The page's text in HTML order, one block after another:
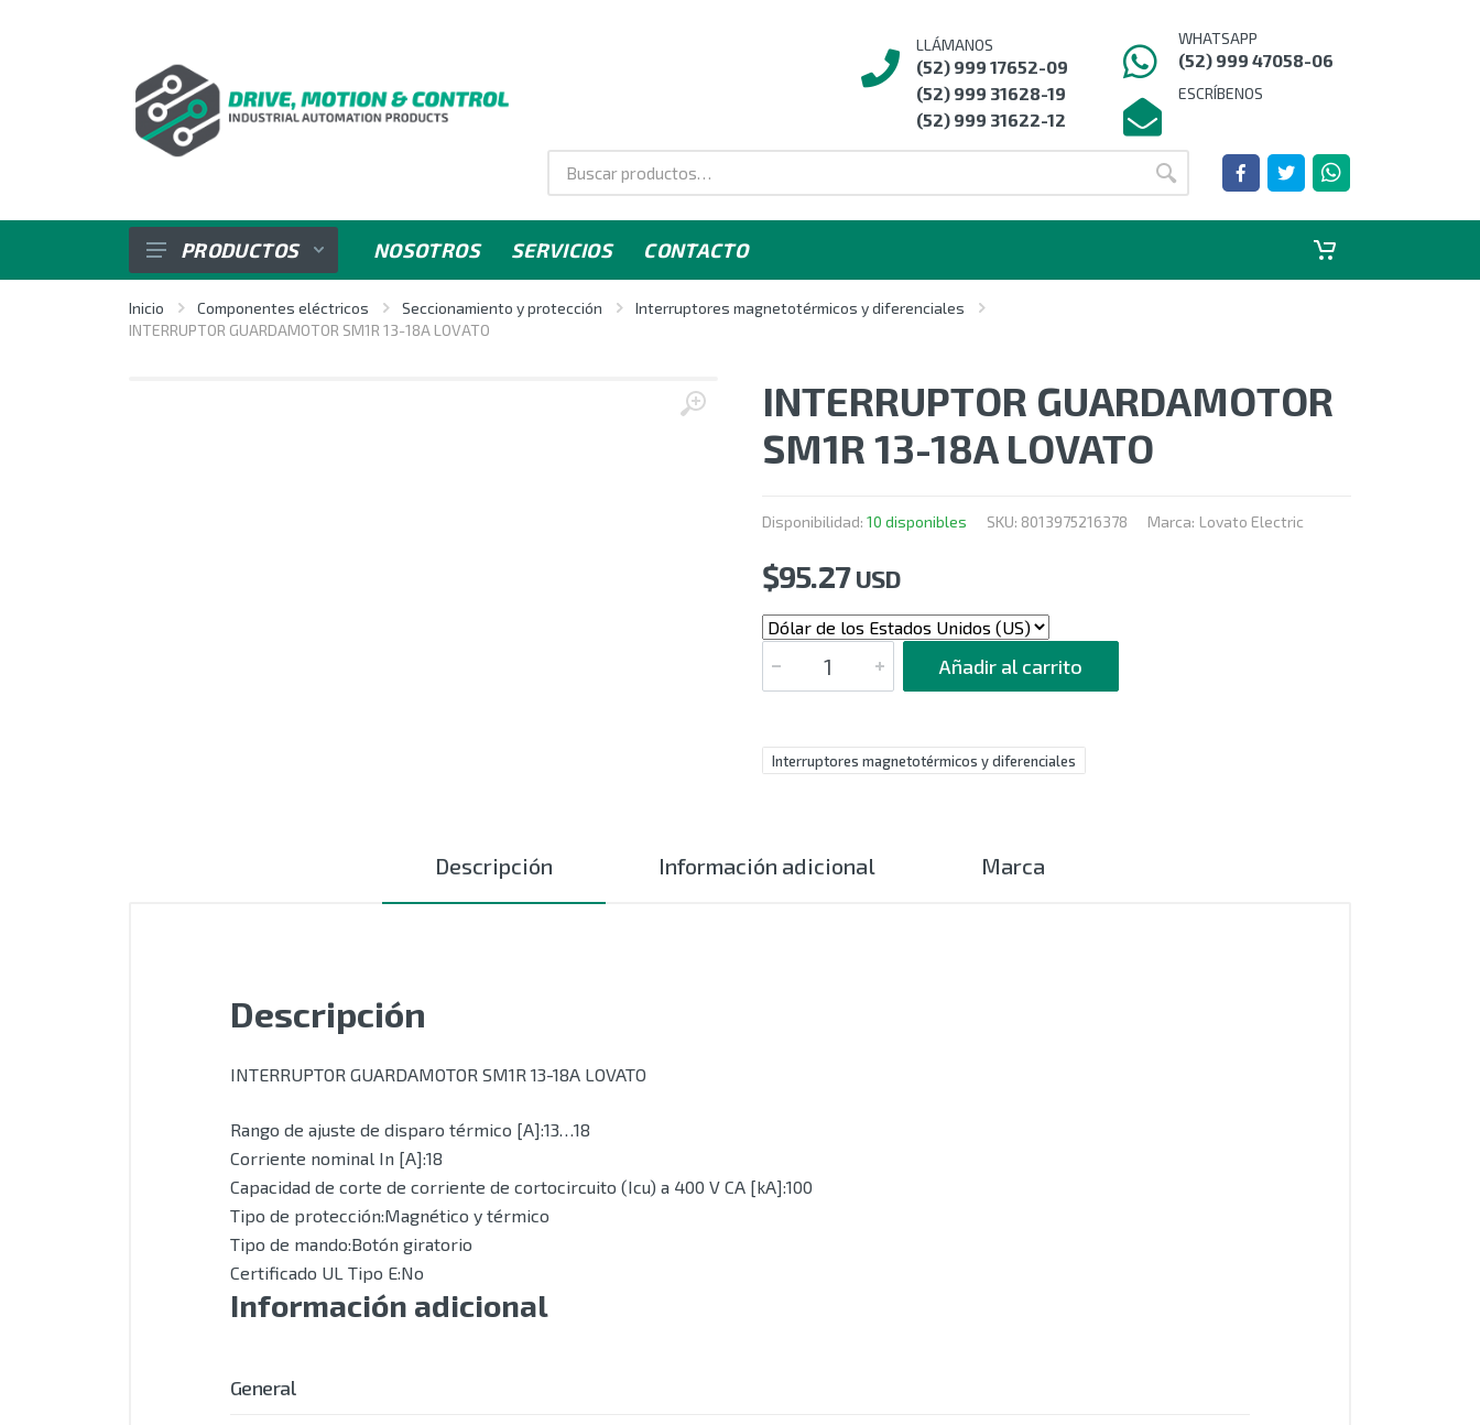
LLÁMANOS
(52) 999 17652-09
(52) 999 31628-19
(52) 999 31622-12
WHATSAPP
(52) 999 47058-06
ESCRÍBENOS
SENSORES
PRODUCTOS NOSOTROS SERVICIOS CONTACTO
Inicio Componentes eléctricos Seccionamiento y protección
Interruptores magnetotérmicos y diferenciales
INTERRUPTOR GUARDAMOTOR SM1R 13-18A LOVATO
INTERRUPTOR GUARDAMOTOR
SM1R 13-18A LOVATO
Disponibilidad: 10 disponibles SKU: 8013975216378 Marca: Lovato Electric
$95.27USD
CANTIDAD
Añadir al carrito
Interruptores magnetotérmicos y diferenciales
Descripción Información adicional Marca
Descripción
INTERRUPTOR GUARDAMOTOR SM1R 13-18A LOVATO
Rango de ajuste de disparo térmico [A]:13…18
Corriente nominal In [A]:18
Capacidad de corte de corriente de cortocircuito (Icu) a 400 V CA [kA]:100
Tipo de protección:Magnético y térmico
Tipo de mando:Botón giratorio
Certificado UL Tipo E:No
Información adicional
General